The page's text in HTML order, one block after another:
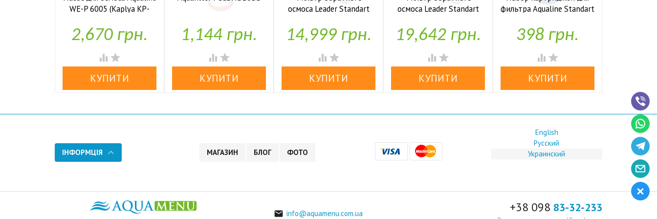
WE-P 6005 (Kaplya KP-
 У наявності
2,670 грн.
 
1,144 грн.
 
осмоса Leader Standart
У наявності
14,999 грн.
 
осмоса Leader Standart
У наявності
19,642 грн.
 
фильтра Aqualine Standart
 У наявності
398 грн.
 
ІНФОРМЦІЯ МАГАЗИН БЛОГ ФОТО
English
Русский
Украинский
 info@aquamenu.com.ua +38 098 83-32-233